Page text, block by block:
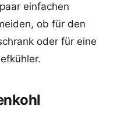
einfachen
ob für den
oder für eine